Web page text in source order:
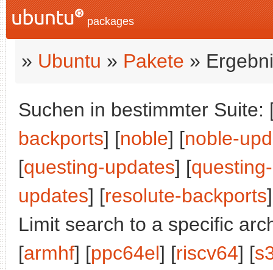
packages
» Ubuntu » Pakete »
Suchen in bestimmter Suite:
backports] [noble] [noble-
[questing-updates] [
updates] [resolute-backports
Limit search to a specific
[armhf] [ppc64el] [riscv64] [